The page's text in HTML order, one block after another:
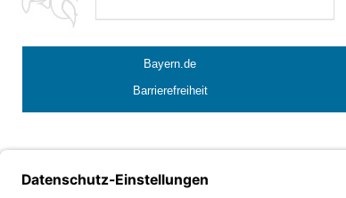
Bayern.de
Barrierefreiheit